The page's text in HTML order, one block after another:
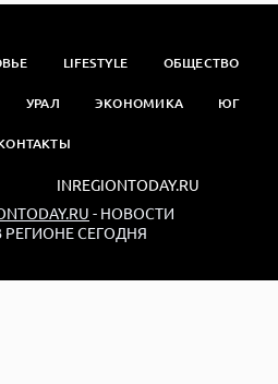
LIFESTYLE ОБЩЕСТВО
УРАЛ ЭКОНОМИКА ЮГ
- НОВОСТИ
РЕГИОНЕ СЕГОДНЯ